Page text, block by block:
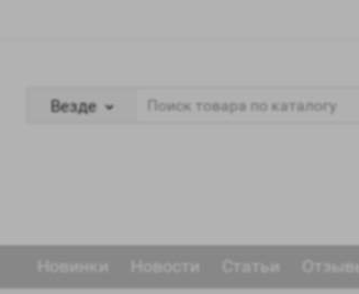
Везде
Новинки Новости Статьи Отзывы